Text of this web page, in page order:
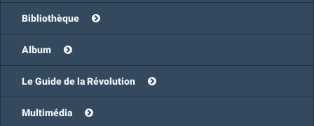
Bibliothèque
Album
Le Guide de la Révolution
Multimédia